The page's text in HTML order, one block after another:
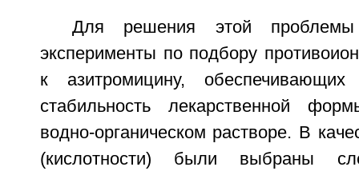
Для решения этой
эксперименты по подбору
к азитромицину, обеспечивающих
стабильность лекарственной
водно-органическом растворе. В
(кислотности) были выбраны